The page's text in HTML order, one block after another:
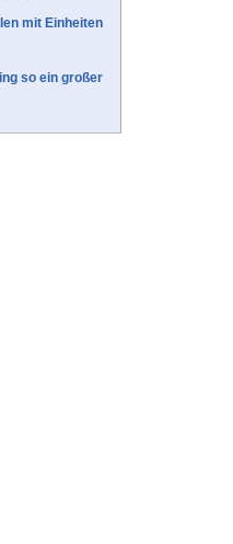
mit Einheiten
so ein großer